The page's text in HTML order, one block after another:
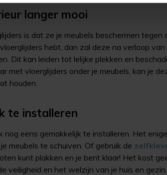
langer mooi
is dat ze je meubels beschermen tegen
hebt, dan zal deze na verloop
Dit kan leiden tot lelijke plekken en
met vloerglijders onder je meubels, kan je
houden.
te installeren
nog eens gemakkelijk te installeren. Het
meubels te schuiven. Of gebruik de
kunt plakken en je bent klaar! Het kost
veiligheid en het welzijn van je huis en gezin.